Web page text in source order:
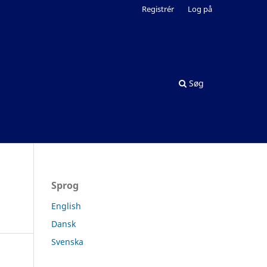
Søg
Registrér Log på
Sprog
English
Dansk
Svenska